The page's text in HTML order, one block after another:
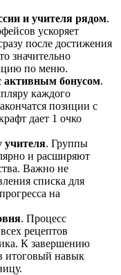
и учителя рядом.
ускоряет
после достижения
значительно
по меню.
активным бонусом.
каждого
позиции с
дает 1 очко
учителя. Группы
и расширяют
Важно не
списка для
на
. Процесс
рецептов
К завершению
итоговый навык